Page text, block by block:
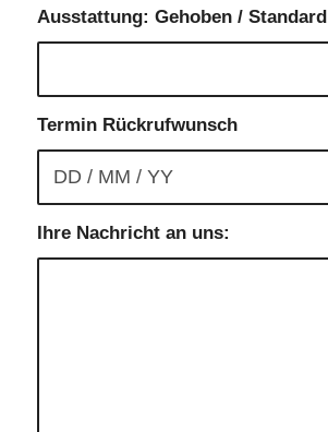
Ausstattung: Gehoben / Standard
Termin Rückrufwunsch
Ihre Nachricht an uns: